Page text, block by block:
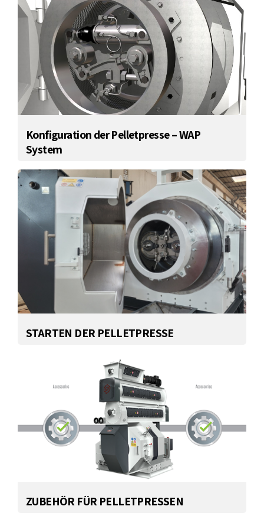
Konfiguration der Pelletpresse – WAP
System
STARTEN DER PELLETPRESSE
ZUBEHÖR FÜR PELLETPRESSEN